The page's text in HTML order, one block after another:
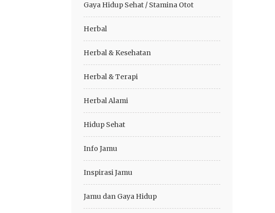
Gaya Hidup Sehat / Stamina Otot
Herbal
Herbal & Kesehatan
Herbal & Terapi
Herbal Alami
Hidup Sehat
Info Jamu
Inspirasi Jamu
Jamu dan Gaya Hidup